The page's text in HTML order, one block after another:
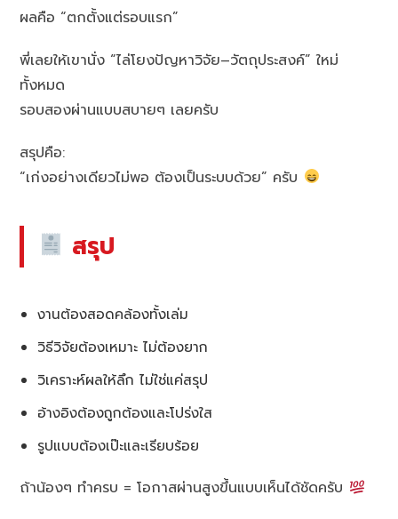
ผลคือ “ตกตั้งแต่รอบแรก”
พี่เลยให้เขานั่ง “ไล่โยงปัญหาวิจัย–วัตถุประสงค์” ใหม่
ทั้งหมด
รอบสองผ่านแบบสบายๆ เลยครับ
สรุปคือ:
“เก่งอย่างเดียวไม่พอ ต้องเป็นระบบด้วย” ครับ
สรุป
งานต้องสอดคล้องทั้งเล่ม
วิธีวิจัยต้องเหมาะ ไม่ต้องยาก
วิเคราะห์ผลให้ลึก ไม่ใช่แค่สรุป
อ้างอิงต้องถูกต้องและโปร่งใส
รูปแบบต้องเป๊ะและเรียบร้อย
ถ้าน้องๆ ทำครบ = โอกาสผ่านสูงขึ้นแบบเห็นได้ชัดครับ